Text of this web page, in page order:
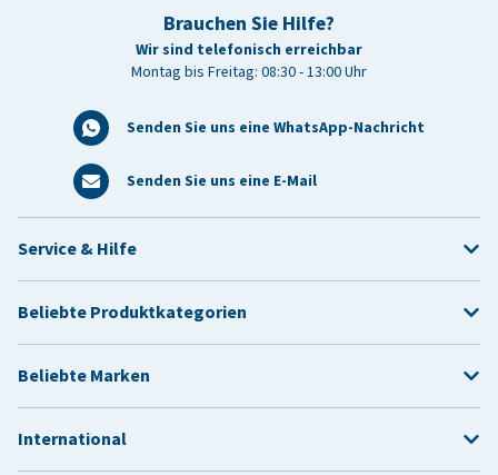
Brauchen Sie Hilfe?
Wir sind telefonisch erreichbar
Montag bis Freitag: 08:30 - 13:00 Uhr
Senden Sie uns eine WhatsApp-Nachricht
Senden Sie uns eine E-Mail
Service & Hilfe
Beliebte Produktkategorien
Beliebte Marken
International